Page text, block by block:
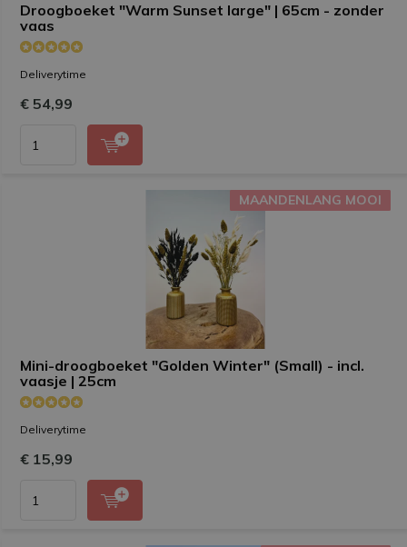
Droogboeket "Warm Sunset large" | 65cm - zonder
vaas
Deliverytime
€ 54,99
Mini-droogboeket "Golden Winter" (Small) - incl.
vaasje | 25cm
Deliverytime
MAANDENLANG MOOI
€ 15,99
MAANDENLANG MOOI